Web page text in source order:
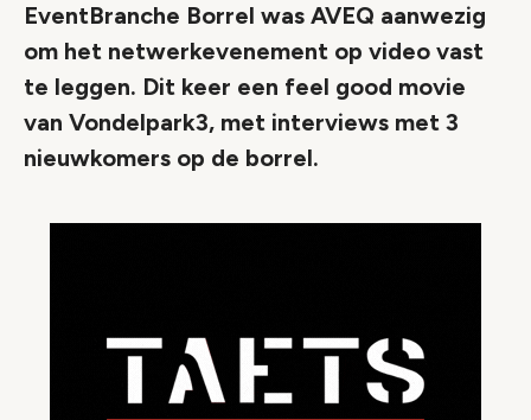
EventBranche Borrel was AVEQ aanwezig
om het netwerkevenement op video vast
te leggen. Dit keer een feel good movie
van Vondelpark3, met interviews met 3
nieuwkomers op de borrel.